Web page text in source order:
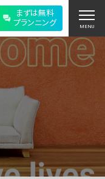
まずは無料
プランニング
MENU